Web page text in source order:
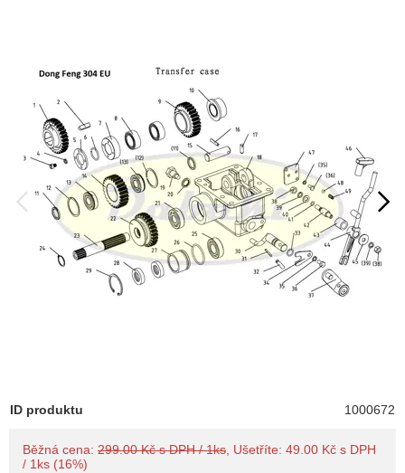
ID produktu 1000672
Běžná cena: 299.00 Kč s DPH / 1ks , Ušetříte: 49.00 Kč s DPH
/ 1ks (16%)